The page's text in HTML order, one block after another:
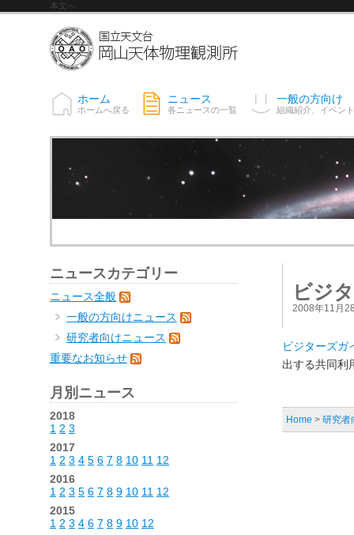
本文へ
ホーム
ホームへ戻る
ニュース
各ニュースの一覧
一般の方向け
組織紹介、イベン
ビジ
2008年11月
ビジターズガ
出する共同利
Home > 研究者
ニュースカテゴリー
ニュース全般
一般の方向けニュース
研究者向けニュース
重要なお知らせ
月別ニュース
2018
1 2 3
2017
1 2 3 4 5 6 7 8 10 11 12
2016
1 2 3 5 6 7 8 9 10 11 12
2015
1 2 3 4 6 7 8 9 10 12